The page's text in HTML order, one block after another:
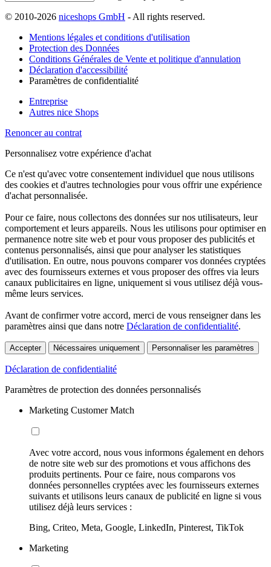
© 2010-2026 niceshops GmbH - All rights reserved.
Mentions légales et conditions d'utilisation
Protection des Données
Conditions Générales de Vente et politique d'annulation
Déclaration d'accessibilité
Paramètres de confidentialité
Entreprise
Autres nice Shops
Renoncer au contrat
Personnalisez votre expérience d'achat
Ce n'est qu'avec votre consentement individuel que nous utilisons
des cookies et d'autres technologies pour vous offrir une expérience
d'achat personnalisée.
Pour ce faire, nous collectons des données sur nos utilisateurs, leur
comportement et leurs appareils. Nous les utilisons pour optimiser en
permanence notre site web et pour vous proposer des publicités et
contenus personnalisés, ainsi que pour analyser les statistiques
d'utilisation. En outre, nous pouvons comparer vos données cryptées
avec des fournisseurs externes et vous proposer des offres via leurs
canaux publicitaires en ligne, uniquement si vous utilisez déjà vous-
même leurs services.
Avant de confirmer votre accord, merci de vous renseigner dans les
paramètres ainsi que dans notre Déclaration de confidentialité.
Accepter Nécessaires uniquement Personnaliser les paramètres
Déclaration de confidentialité
Paramètres de protection des données personnalisés
Marketing Customer Match
Avec votre accord, nous vous informons également en dehors
de notre site web sur des promotions et vous affichons des
produits pertinents. Pour ce faire, nous comparons vos
données personnelles cryptées avec les fournisseurs externes
suivants et utilisons leurs canaux de publicité en ligne si vous
utilisez déjà leurs services :
Bing, Criteo, Meta, Google, LinkedIn, Pinterest, TikTok
Marketing